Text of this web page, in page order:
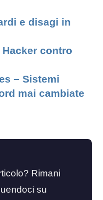
e disagi in
contro
– Sistemi
mai cambiate
Rimani
su